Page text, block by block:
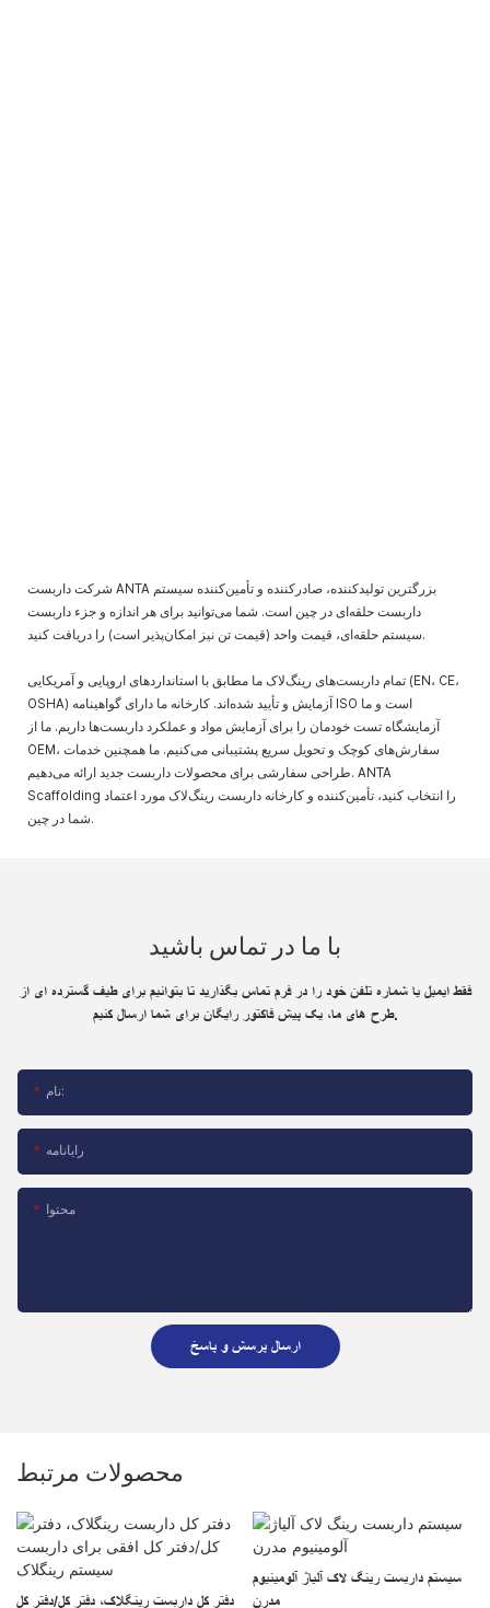
شرکت داربست ANTA بزرگترین تولیدکننده، صادرکننده و تأمین‌کننده سیستم
داربست حلقه‌ای در چین است. شما می‌توانید برای هر اندازه و جزء داربست
سیستم حلقه‌ای، قیمت واحد (قیمت تن نیز امکان‌پذیر است) را دریافت کنید.
تمام داربست‌های رینگ‌لاک ما مطابق با استانداردهای اروپایی و آمریکایی (EN، CE،
OSHA) آزمایش و تأیید شده‌اند. کارخانه ما دارای گواهینامه ISO است و ما
آزمایشگاه تست خودمان را برای آزمایش مواد و عملکرد داربست‌ها داریم. ما از
OEM، سفارش‌های کوچک و تحویل سریع پشتیبانی می‌کنیم. ما همچنین خدمات
طراحی سفارشی برای محصولات داربست جدید ارائه می‌دهیم. ANTA
Scaffolding را انتخاب کنید، تأمین‌کننده و کارخانه داربست رینگ‌لاک مورد اعتماد
شما در چین.
با ما در تماس باشید
فقط ایمیل یا شماره تلفن خود را در فرم تماس بگذارید تا بتوانیم برای طیف گسترده ای از
طرح های ما، یک پیش فاکتور رایگان برای شما ارسال کنیم.
نام:
رایانامه
محتوا
ارسال پرسش و پاسخ
محصولات مرتبط
سیستم داربست رینگ لاک آلیاژ آلومینیوم
مدرن
استانداردهای عمودی داربست حلقه‌ای،